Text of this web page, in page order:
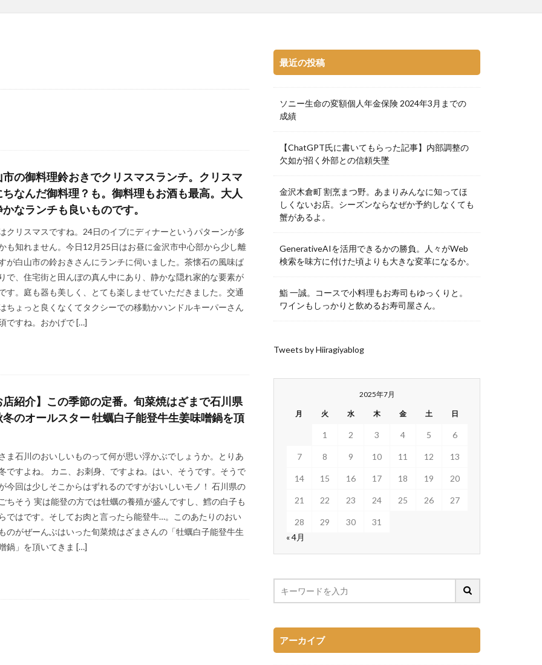
市の御料理鈴おきでクリスマスランチ。クリスマ
ちなんだ御料理？も。御料理もお酒も最高。大人
なランチも良いものです。
クリスマスですね。24日のイブにディナーというパターンが多
も知れません。今日12月25日はお昼に金沢市中心部から少し離
が白山市の鈴おきさんにランチに伺いました。茶懐石の風味ば
で、住宅街と田んぼの真ん中にあり、静かな隠れ家的な要素が
す。庭も器も美しく、とても楽しませていただきました。交通
ちょっと良くなくてタクシーでの移動かハンドルキーパーさん
ですね。おかげで […]
店紹介】この季節の定番。旬菜焼はざまで石川県
冬のオールスター 牡蠣白子能登牛生姜味噌鍋を頂
ま石川のおいしいものって何が思い浮かぶでしょうか。とりあ
ですよね。 カニ、お刺身、ですよね。はい、そうです。そうで
今回は少しそこからはずれるのですがおいしいモノ！ 石川県の
ちそう 実は能登の方では牡蠣の養殖が盛んですし、鱈の白子も
ではです。そしてお肉と言ったら能登牛…。このあたりのおい
のがぜーんぶはいった旬菜焼はざまさんの「牡蠣白子能登牛生
鍋」を頂いてきま […]
最近の投稿
ソニー生命の変額個人年金保険 2024年3月までの
成績
【ChatGPT氏に書いてもらった記事】内部調整の
欠如が招く外部との信頼失墜
金沢木倉町 割烹まつ野。あまりみんなに知ってほ
しくないお店。シーズンならなぜか予約しなくても
蟹があるよ。
GenerativeAIを活用できるかの勝負。人々がWeb
検索を味方に付けた頃よりも大きな変革になるか。
鮨 一誠。コースで小料理もお寿司もゆっくりと。
ワインもしっかりと飲めるお寿司屋さん。
Tweets by Hiiragiyablog
2025年7月
月 火 水 木 金 土 日
1 2 3 4 5 6
7 8 9 10 11 12 13
14 15 16 17 18 19 20
21 22 23 24 25 26 27
28 29 30
31
« 4月
アーカイブ